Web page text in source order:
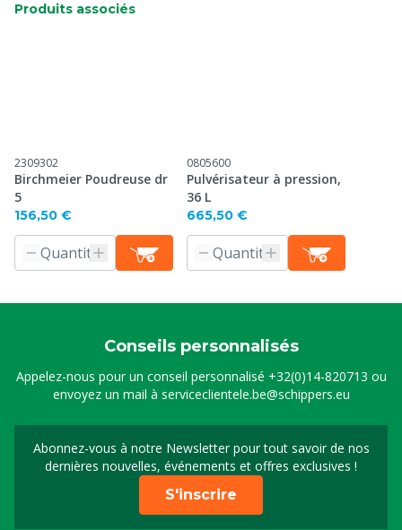
Produits associés
2309302
Birchmeier Poudreuse dr
5
156,50 €
0805600
Pulvérisateur à pression,
36 L
665,50 €
Conseils personnalisés
Appelez-nous pour un conseil personnalisé +32(0)14-820713 ou
envoyez un mail à serviceclientele.be@schippers.eu
Abonnez-vous à notre Newsletter pour tout savoir de nos
dernières nouvelles, événements et offres exclusives !
Inscrivez-vous à notre
S'inscrire